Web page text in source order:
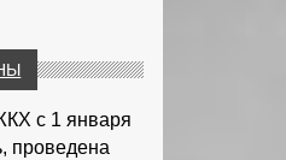
с 1 января
проведена